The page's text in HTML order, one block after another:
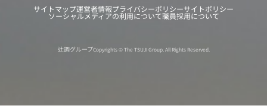
サイトマップ運営者情報プライバシーポリシーサイトポリシー
ソーシャルメディアの利用について職員採用について
辻調グループCopyrights © The TSUJI Group. All Rights Reserved.